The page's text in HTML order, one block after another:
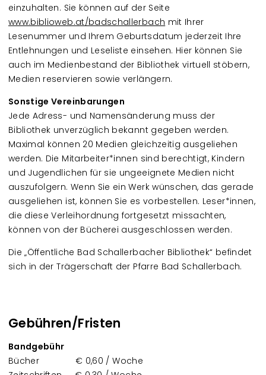
einzuhalten. Sie können auf der Seite
www.biblioweb.at/badschallerbach mit Ihrer
Lesenummer und Ihrem Geburtsdatum jederzeit Ihre
Entlehnungen und Leseliste einsehen. Hier können Sie
auch im Medienbestand der Bibliothek virtuell stöbern,
Medien reservieren sowie verlängern.
Sonstige Vereinbarungen
Jede Adress- und Namensänderung muss der
Bibliothek unverzüglich bekannt gegeben werden.
Maximal können 20 Medien gleichzeitig ausgeliehen
werden. Die Mitarbeiter*innen sind berechtigt, Kindern
und Jugendlichen für sie ungeeignete Medien nicht
auszufolgern. Wenn Sie ein Werk wünschen, das gerade
ausgeliehen ist, können Sie es vorbestellen. Leser*innen,
die diese Verleihordnung fortgesetzt missachten,
können von der Bücherei ausgeschlossen werden.
Die „Öffentliche Bad Schallerbacher Bibliothek“ befindet
sich in der Trägerschaft der Pfarre Bad Schallerbach.
Gebühren/Fristen
Bandgebühr
Bücher € 0,60 / Woche